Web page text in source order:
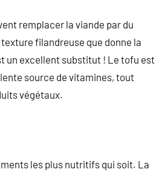
remplacer la viande par du
filandreuse que donne la
un excellent substitut ! Le tofu est
source de vitamines, tout
végétaux.
les plus nutritifs qui soit. La